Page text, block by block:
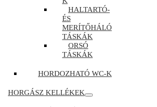
HALTARTÓ-
ÉS
MERÍTŐHÁLÓ
TÁSKÁK
ORSÓ
TÁSKÁK
HORDOZHATÓ WC-K
HORGÁSZ KELLÉKEK